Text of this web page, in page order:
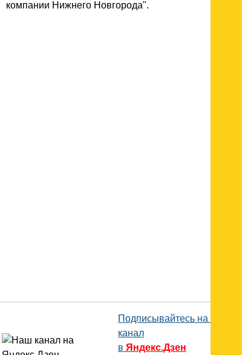
компании Нижнего Новгорода".
Подписывайтесь на наш
канал
в Яндекс.Дзен